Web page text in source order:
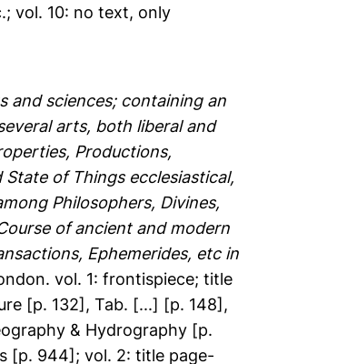
vol. 10: no text, only
and sciences; containing an
arts, both liberal and
Productions,
of Things ecclesiastical,
Philosophers, Divines,
of ancient and modern
Ephemerides, etc in
vol. 1: frontispiece; title
[p. 132], Tab. [...] [p. 148],
& Hydrography [p.
[p. 944]; vol. 2: title page-